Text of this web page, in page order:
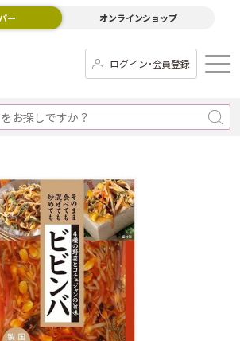
ー オンラインショップ
ログイン･会員登録